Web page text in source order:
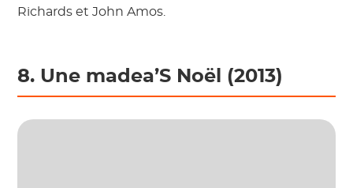
Richards et John Amos.
8. Une madea’S Noël (2013)